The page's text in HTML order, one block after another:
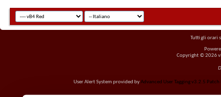
Tutti gli orari
Copyright © 2026
User Alert System provided byAdvanced User Tagging v3.2.5 Patch